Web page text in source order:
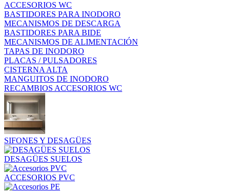
ACCESORIOS WC
BASTIDORES PARA INODORO
MECANISMOS DE DESCARGA
BASTIDORES PARA BIDE
MECANISMOS DE ALIMENTACIÓN
TAPAS DE INODORO
PLACAS / PULSADORES
CISTERNA ALTA
MANGUITOS DE INODORO
RECAMBIOS ACCESORIOS WC
SIFONES Y DESAGÜES
DESAGÜES SUELOS
ACCESORIOS PVC